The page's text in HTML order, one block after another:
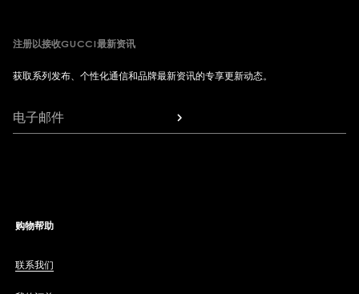
注册以接收GUCCI最新资讯
获取系列发布、个性化通信和品牌最新资讯的专享更新动态。
电子邮件
购物帮助
联系我们